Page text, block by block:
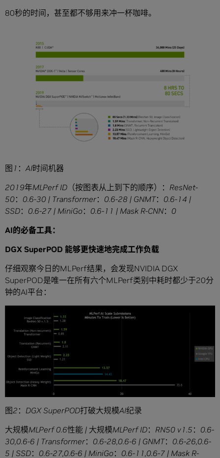
80秒的时间，甚至都不够用来冲一杯咖啡。
图 1 ： AI时间机器
2019年MLPerf ID （按图表从上到下的顺序）： ResNet-
50： 0.6-30 | Transformer： 0.6-28 | GNMT： 0.6-14 |
SSD： 0.6-27 | MiniGo： 0.6-11 | Mask R-CNN： 0
AI的必备工具：
DGX SuperPOD 能够更快速地完成工作负载
仔细观察今日的MLPerf结果，会发现NVIDIA DGX
SuperPOD是唯一在所有六个MLPerf类别中耗时都少于20分
钟的AI平台：
图2 ： DGX SuperPOD打破大规模AI纪录
大规模MLPerf 0.6性能 | 大规模MLPerf ID： RN50 v1.5 ： 0.6-
30,0.6-6 | Transformer： 0.6-28,0.6-6 | GNMT： 0.6-26,0.6-
5 | SSD： 0.6-27,0.6-6 | MiniGo： 0.6-11,0.6-7 | Mask R-